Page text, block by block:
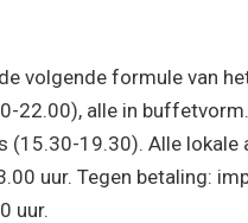
volgende formule van
22.00), alle in
(15.30-19.30). Alle
uur. Tegen betaling:
uur.